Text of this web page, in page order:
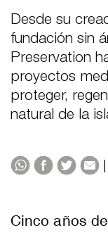
Desde su
fundación sin
Preservation
proyectos
proteger,
natural de la
|
Cinco años